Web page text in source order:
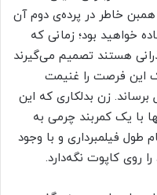
خاطر در پرده‌ی دوم آن
خواهید بود؛ زمانی که
هستند تصمیم می‌گیرند
این فرصت را غنیمت
زن بدلکاری که این
با یک کمربند چرمی به
فیلمبرداری و با وجود
روی کاپوت نگه‌دارد.